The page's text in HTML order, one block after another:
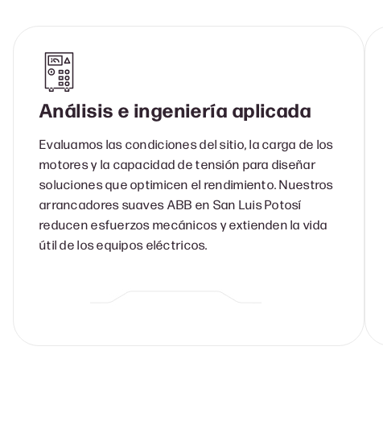
Análisis e ingeniería aplicada
Evaluamos las condiciones del sitio, la carga de los
motores y la capacidad de tensión para diseñar
soluciones que optimicen el rendimiento. Nuestros
arrancadores suaves ABB en San Luis Potosí
reducen esfuerzos mecánicos y extienden la vida
útil de los equipos eléctricos.